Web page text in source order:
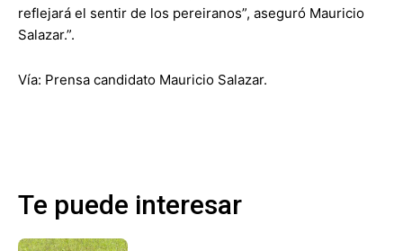
reflejará el sentir de los pereiranos”, aseguró Mauricio
Salazar.”.
Vía: Prensa candidato Mauricio Salazar.
Te puede interesar